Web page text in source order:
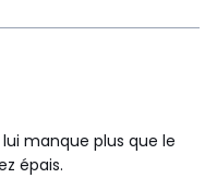
manque plus que le
épais.